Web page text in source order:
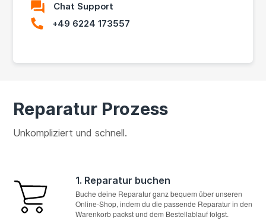
Chat Support
+49 6224 173557
Reparatur Prozess
Unkompliziert und schnell.
1. Reparatur buchen
Buche deine Reparatur ganz bequem über unseren
Online-Shop, indem du die passende Reparatur in den
Warenkorb packst und dem Bestellablauf folgst.